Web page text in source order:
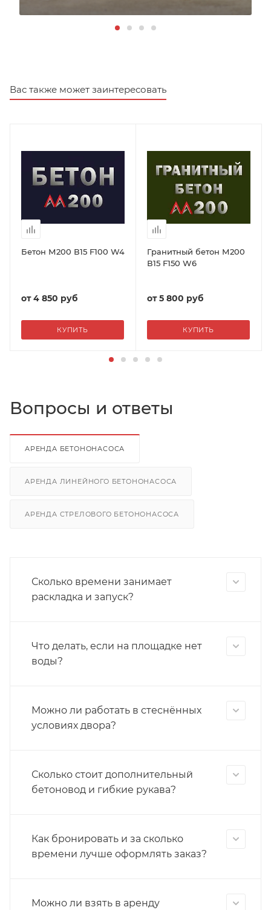
Вас также может заинтересовать
Бетон М200 В15 F100 W4
от4 850 руб
КУПИТЬ
Гранитный бетон М200
В15 F150 W6
от5 800 руб
КУПИТЬ
Вопросы и ответы
АРЕНДА БЕТОНОНАСОСА
АРЕНДА ЛИНЕЙНОГО БЕТОНОНАСОСА
АРЕНДА СТРЕЛОВОГО БЕТОНОНАСОСА
Сколько времени занимает
раскладка и запуск?
Что делать, если на площадке нет
воды?
Можно ли работать в стеснённых
условиях двора?
Сколько стоит дополнительный
бетоновод и гибкие рукава?
Как бронировать и за сколько
времени лучше оформлять заказ?
Можно ли взять в аренду